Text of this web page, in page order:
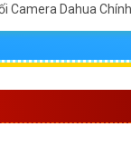
Camera Dahua